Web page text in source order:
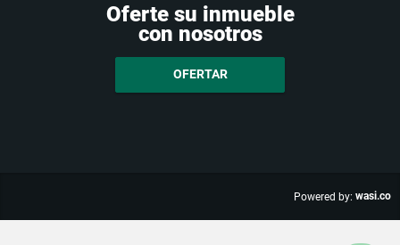
Oferte su inmueble
con nosotros
OFERTAR
Powered by: wasi.co